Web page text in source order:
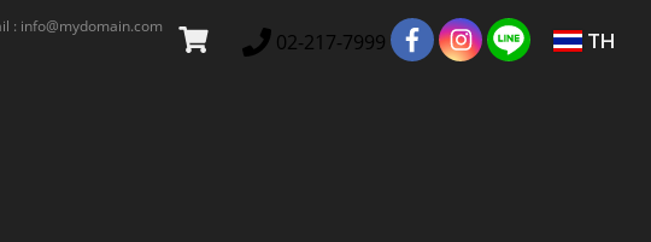
: info@mydomain.com
02-217-7999 TH